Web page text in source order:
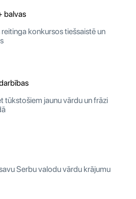
balvas
reitinga konkursos tiešsaistē un
tūkstošiem jaunu vārdu un frāzi
Serbu valodu vārdu krājumu